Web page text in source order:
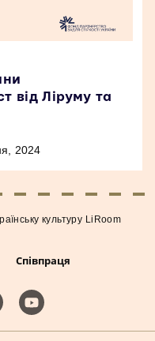
від Ліруму та
2024
Співпраця
культуру LiRoom